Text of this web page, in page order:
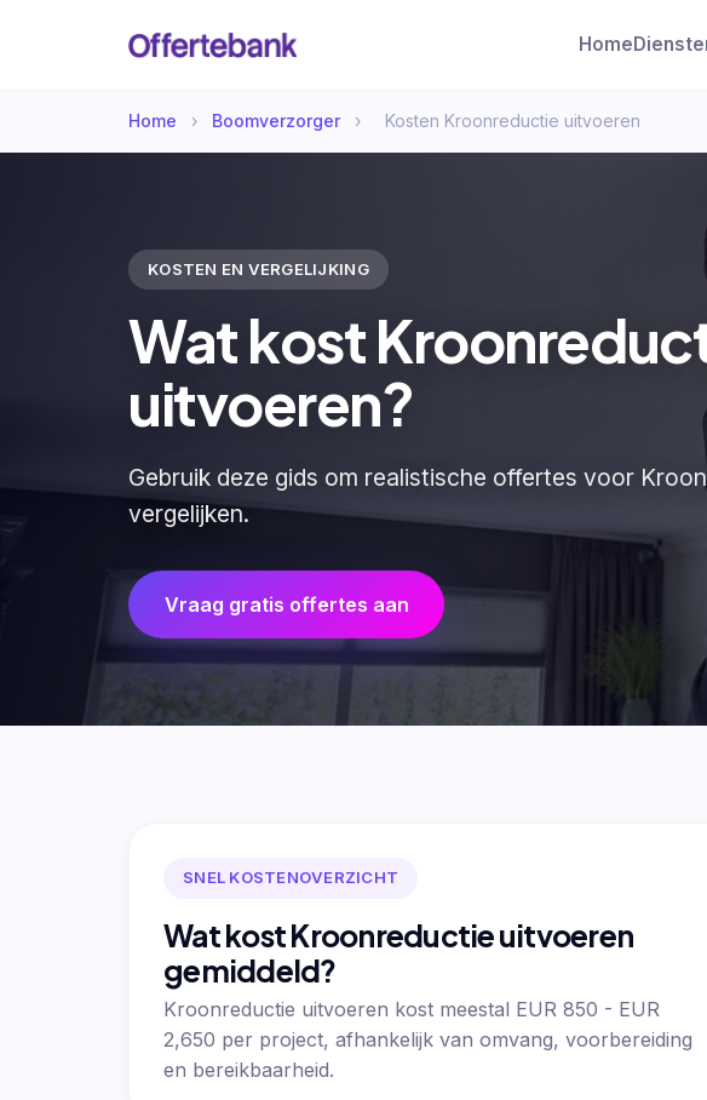
Home
Home › Boomverzorger › Kosten Kroonreductie uitvoeren
KOSTEN EN VERGELIJKING
Wat kost
uitvoeren?
Gebruik deze gids om realistische offertes voor
vergelijken.
Vraag gratis offertes aan
SNEL KOSTENOVERZICHT
Wat kost Kroonreductie uitvoeren
gemiddeld?
Kroonreductie uitvoeren kost meestal EUR 850 - EUR
2,650 per project, afhankelijk van omvang, voorbereiding
en bereikbaarheid.